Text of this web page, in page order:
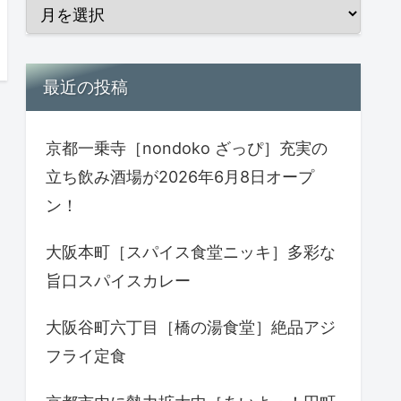
最近の投稿
京都一乗寺［nondoko ざっぴ］充実の
立ち飲み酒場が2026年6月8日オープ
ン！
大阪本町［スパイス食堂ニッキ］多彩な
旨口スパイスカレー
大阪谷町六丁目［橋の湯食堂］絶品アジ
フライ定食